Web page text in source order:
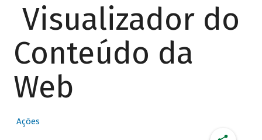
Visualizador do
Conteúdo da
Web
Ações